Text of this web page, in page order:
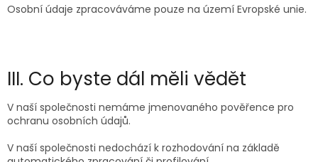
Osobní údaje zpracováváme pouze na území Evropské unie.
III. Co byste dál měli vědět
V naší společnosti nemáme jmenovaného pověřence pro
ochranu osobních údajů.
V naší společnosti nedochází k rozhodování na základě